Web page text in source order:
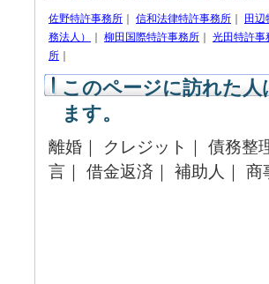
佐野特許事務所 信和法律特許事務所 田辺
務法人）
柳田国際特許事務所 光田特許事
所
このページに訪れた
ます。
離婚｜ クレジット｜ 債務整
言｜ 借金返済｜ 補助人｜